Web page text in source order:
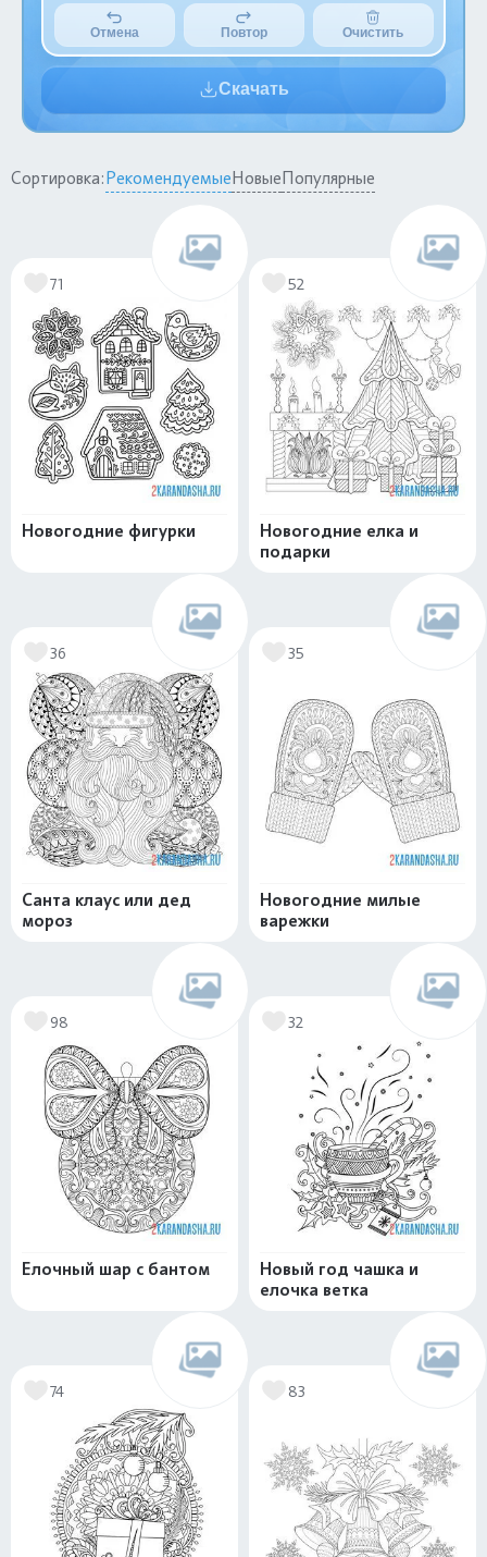
Отмена Повтор Очистить
Скачать
Сортировка:РекомендуемыеНовыеПопулярные
71
Новогодние фигурки
52
Новогодние елка и
подарки
36
Санта клаус или дед
мороз
35
Новогодние милые
варежки
98
Елочный шар с бантом
32
Новый год чашка и
елочка ветка
74 83